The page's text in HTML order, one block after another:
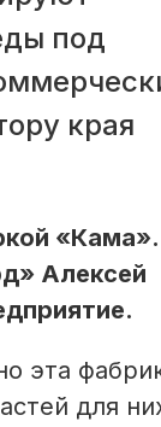
под
края
Алексей
эта
для